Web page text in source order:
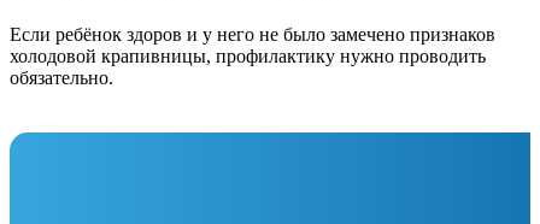
Если ребёнок здоров и у него не было замечено признаков
холодовой крапивницы, профилактику нужно проводить
обязательно.